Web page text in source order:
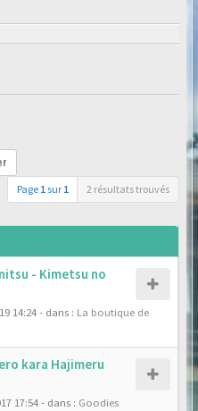
Page 1 sur 1 2 résultats trouvés
- Kimetsu no
14:24- dans : La boutique de
kara Hajimeru
17:54- dans : Goodies